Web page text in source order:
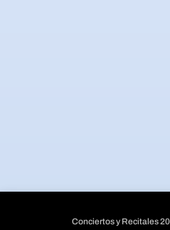
Conciertos y Recitales